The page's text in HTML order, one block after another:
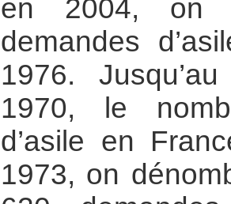
en 2004, on
demandes
1976.
1970, le
d’asile en
1973, on